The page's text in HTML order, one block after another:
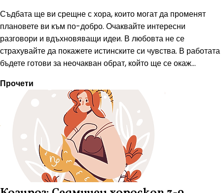
Съдбата ще ви срещне с хора, които могат да променят
плановете ви към по-добро. Очаквайте интересни
разговори и вдъхновяващи идеи. В любовта не се
страхувайте да покажете истинските си чувства. В работата
бъдете готови за неочакван обрат, който ще се окаж...
Прочети